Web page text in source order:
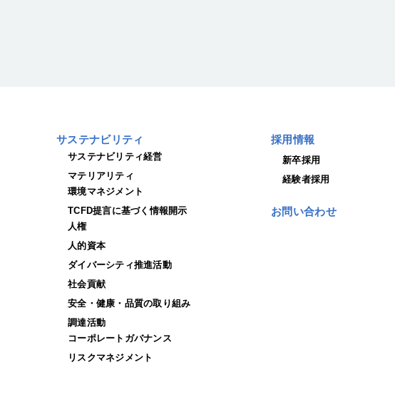
サステナビリティ
サステナビリティ経営
マテリアリティ
環境マネジメント
TCFD提言に基づく情報開示
人権
人的資本
ダイバーシティ推進活動
社会貢献
安全・健康・品質の取り組み
調達活動
コーポレートガバナンス
リスクマネジメント
採用情報
新卒採用
経験者採用
お問い合わせ